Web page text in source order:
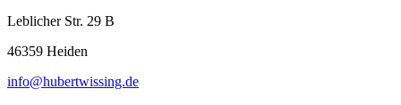
Leblicher Str. 29 B
46359 Heiden
info@hubertwissing.de